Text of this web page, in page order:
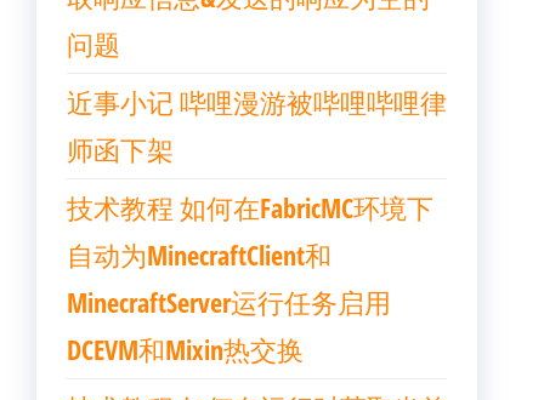
问题
近事小记 哔哩漫游被哔哩哔哩律
师函下架
技术教程 如何在FabricMC环境下
自动为MinecraftClient和
MinecraftServer运行任务启用
DCEVM和Mixin热交换